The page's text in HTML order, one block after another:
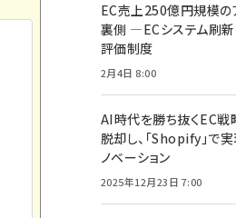
EC売上250億円規模の
裏側 ―ECシステム刷新
評価制度
2月4日 8:00
AI時代を勝ち抜くEC戦
脱却し、「Shopify」で
ノベーション
2025年12月23日 7:00